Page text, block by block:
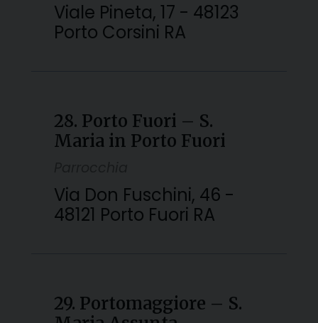
Viale Pineta, 17 - 48123
Porto Corsini RA
28. Porto Fuori – S.
Maria in Porto Fuori
Via Don Fuschini, 46 -
48121 Porto Fuori RA
29. Portomaggiore – S.